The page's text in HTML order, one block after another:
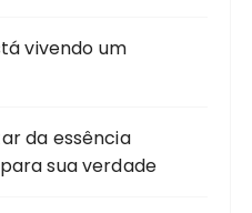
vivendo um
da essência
sua verdade